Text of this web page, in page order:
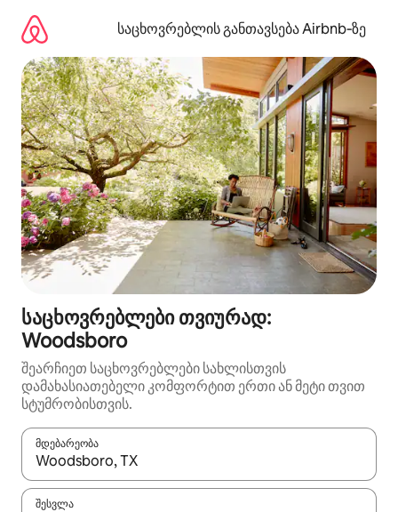
გადასვლა
საცხოვრებლის განთავსება Airbnb‑ზე
საცხოვრებლები თვიურად:
Woodsboro
შეარჩიეთ საცხოვრებლები სახლისთვის
დამახასიათებელი კომფორტით ერთი ან მეტი თვით
სტუმრობისთვის.
მდებარეობა
როცა შედეგები ხელმისაწვდომი გახდება, ნავიგაციისთვის
შესვლა